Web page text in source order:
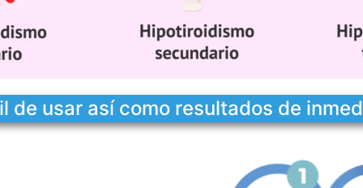
de usar así como resultados de